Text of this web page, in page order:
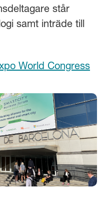
står
samt inträde till
World Congress